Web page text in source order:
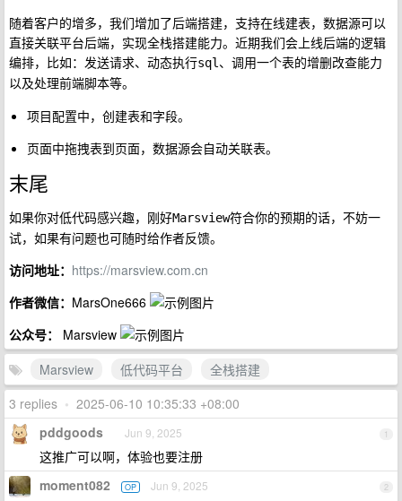
随着客户的增多，我们增加了后端搭建，支持在线建表，数据源可以
直接关联平台后端，实现全栈搭建能力。近期我们会上线后端的逻辑
编排，比如：发送请求、动态执行sql 、调用一个表的增删改查能力
以及处理前端脚本等。
项目配置中，创建表和字段。
页面中拖拽表到页面，数据源会自动关联表。
末尾
如果你对低代码感兴趣，刚好Marsview符合你的预期的话，不妨一
试，如果有问题也可随时给作者反馈。
访问地址： https://marsview.com.cn
作者微信： MarsOne666
公众号：
Marsview
Marsview
低代码平台
全栈搭建
3 replies • 2025-06-10 10:35:33 +08:00
1
pddgoods Jun 9, 2025
这推广可以啊，体验也要注册
2
moment082 OP Jun 9, 2025